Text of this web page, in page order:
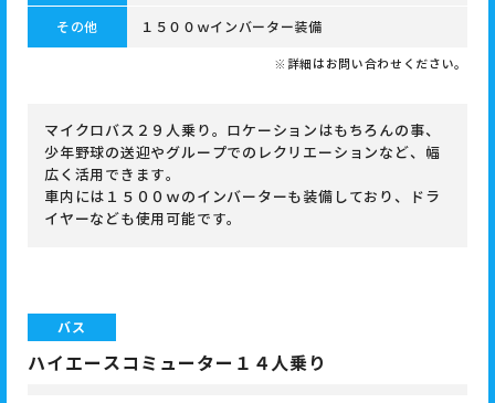
その他 １５００ｗインバーター装備
※詳細はお問い合わせください。
マイクロバス２９人乗り。ロケーションはもちろんの事、
少年野球の送迎やグループでのレクリエーションなど、幅
広く活用できます。
車内には１５００ｗのインバーターも装備しており、ドラ
イヤーなども使用可能です。
バス
ハイエースコミューター１４人乗り